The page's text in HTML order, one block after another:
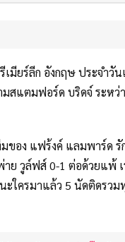
มียร์ลีก อังกฤษ ประจำวัน
สแตมฟอร์ด บริดจ์ ระหว่
ของ แฟร้งค์ แลมพาร์ด
าย วูล์ฟส์ 0-1 ต่อด้วยแพ้
ใครมาแล้ว 5 นัดติดรวม